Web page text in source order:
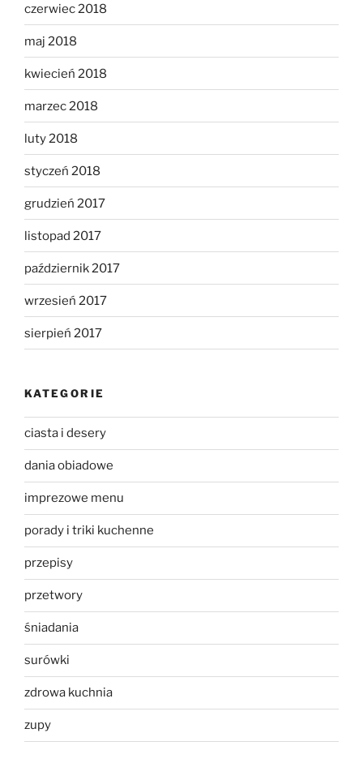
czerwiec 2018
maj 2018
kwiecień 2018
marzec 2018
luty 2018
styczeń 2018
grudzień 2017
listopad 2017
październik 2017
wrzesień 2017
sierpień 2017
KATEGORIE
ciasta i desery
dania obiadowe
imprezowe menu
porady i triki kuchenne
przepisy
przetwory
śniadania
surówki
zdrowa kuchnia
zupy